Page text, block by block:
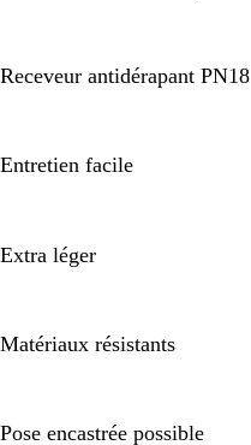
Receveur antidérapant PN18
Entretien facile
Extra léger
Matériaux résistants
Pose encastrée possible